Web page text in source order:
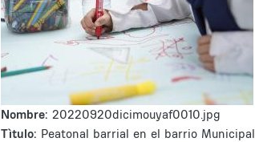
Nombre: 20220920dicimouyaf0010.jpg
Tìtulo: Peatonal barrial en el barrio Municipal